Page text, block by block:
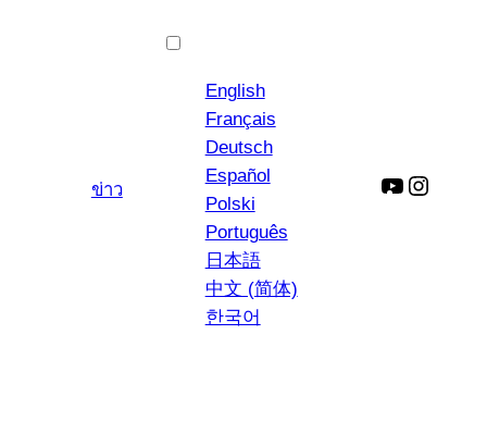
ข่าว
English
Français
Deutsch
Español
Polski
Português
日本語
中文 (简体)
한국어
ยู